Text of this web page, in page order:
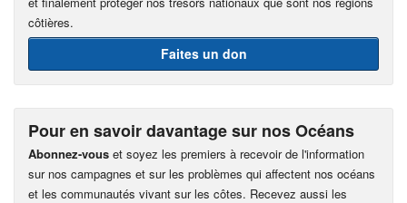
côtières.
Faites un don
Pour en savoir davantage sur nos Océans
Abonnez-vous et soyez les premiers à recevoir de l'information
sur nos campagnes et sur les problèmes qui affectent nos océans
et les communautés vivant sur les côtes. Recevez aussi les